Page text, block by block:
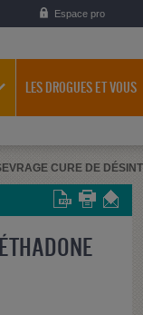
Espace pro
LES DROGUES ET VOUS
CURE DE